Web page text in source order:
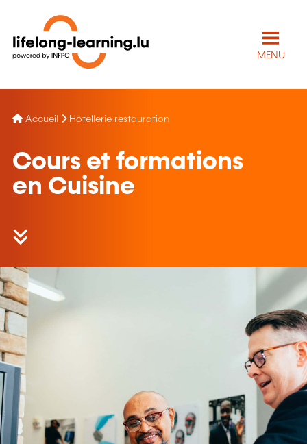
MENU
Accueil Hôtellerie restauration
Cours et formations
en Cuisine